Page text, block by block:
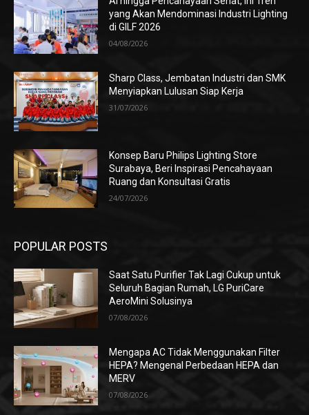
yang Akan Mendominasi Industri Lighting
di GILF 2026
04/08/2026
Sharp Class, Jembatan Industri dan SMK
Menyiapkan Lulusan Siap Kerja
31/07/2026
Konsep Baru Philips Lighting Store
Surabaya, Beri Inspirasi Pencahayaan
Ruang dan Konsultasi Gratis
24/07/2026
POPULAR POSTS
Saat Satu Purifier Tak Lagi Cukup untuk
Seluruh Bagian Rumah, LG PuriCare
AeroMini Solusinya
07/08/2026
Mengapa AC Tidak Menggunakan Filter
HEPA? Mengenal Perbedaan HEPA dan
MERV
07/08/2026